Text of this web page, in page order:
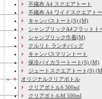
不織布 A4 スクエアトート
不織布 A4 ワイドスクエアト
キャンバストート(S) (M)
シャンブリックA4フラットト
シャンブリック巾着(M)
クルリト ランチバッグ
キャンバスマリントート
保冷バイカラートート(S) (M)
ジュートスクエアトート(S)
オリジナルクリアボトル
クリアボトルS 300ml
クリアボトルM 500ml